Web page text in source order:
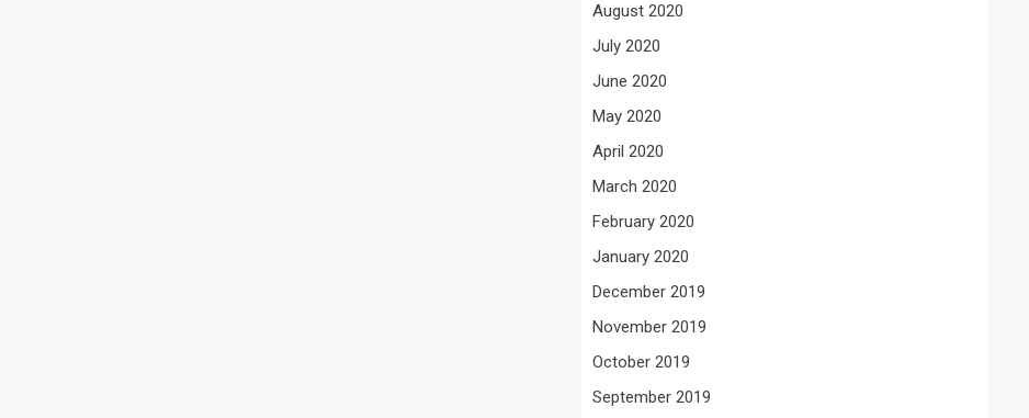
August 2020
July 2020
June 2020
May 2020
April 2020
March 2020
February 2020
January 2020
December 2019
November 2019
October 2019
September 2019